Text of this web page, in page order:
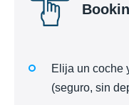
Elija un coche
(seguro, sin